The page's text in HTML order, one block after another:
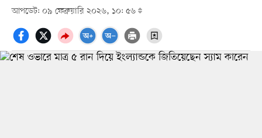
আপডেট: ০৯ ফেব্রুয়ারি ২০২৬, ১০: ৫৬